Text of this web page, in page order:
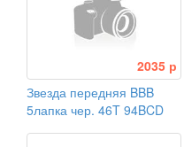
2035 р
Звезда передняя BBB
5лапка чер. 46T 94BCD